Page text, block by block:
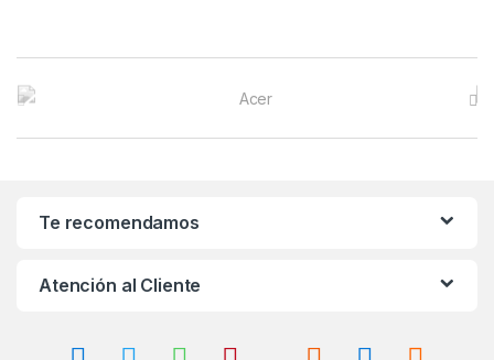
Te recomendamos
Atención al Cliente